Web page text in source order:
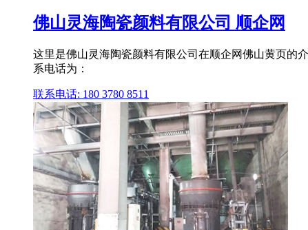
佛山灵海陶瓷颜料有限公司 顺企网
这里是佛山灵海陶瓷颜料有限公司在顺企网佛山黄页的
系电话为：
联系电话: 180 3780 8511